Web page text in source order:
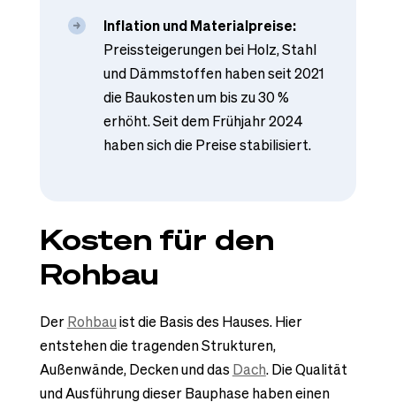
Inflation und Materialpreise:
Preissteigerungen bei Holz, Stahl
und Dämmstoffen haben seit 2021
die Baukosten um bis zu 30 %
erhöht. Seit dem Frühjahr 2024
haben sich die Preise stabilisiert.
Kosten für den
Rohbau
DerRohbauist die Basis des Hauses. Hier
entstehen die tragenden Strukturen,
Außenwände, Decken und das Dach. Die Qualität
und Ausführung dieser Bauphase haben einen